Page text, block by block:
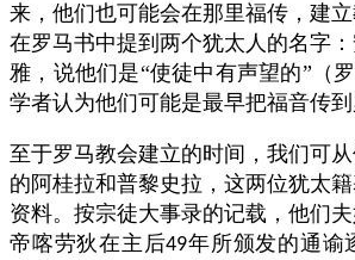
来，他们也可能会在那里福传，建
在罗马书中提到两个犹太人的名字
雅，说他们是“使徒中有声望的”（罗
学者认为他们可能是最早把福音传到
至于罗马教会建立的时间，我们可
的阿桂拉和普黎史拉，这两位犹太
资料。按宗徒大事录的记载，他们
帝喀劳狄在主后49年所颁发的通谕